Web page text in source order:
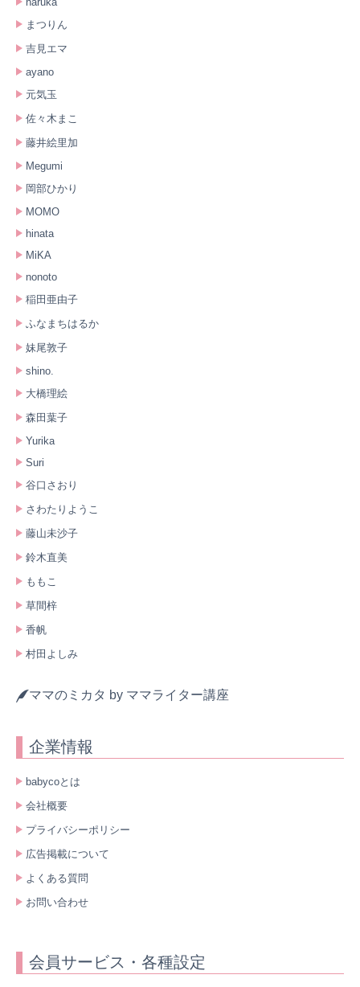
まつりん
吉見エマ
ayano
元気玉
佐々木まこ
藤井絵里加
Megumi
岡部ひかり
MOMO
hinata
MiKA
nonoto
稲田亜由子
ふなまちはるか
妹尾敦子
shino.
大橋理絵
森田葉子
Yurika
Suri
谷口さおり
さわたりようこ
藤山未沙子
鈴木直美
ももこ
草間梓
香帆
村田よしみ
ママのミカタ by ママライター講座
企業情報
babycoとは
会社概要
プライバシーポリシー
広告掲載について
よくある質問
お問い合わせ
会員サービス・各種設定